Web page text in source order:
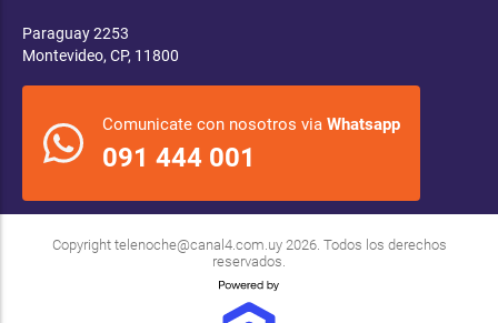
Paraguay 2253
Montevideo, CP, 11800
Comunicate con nosotros via Whatsapp
091 444 001
Copyright telenoche@canal4.com.uy2026. Todos los derechos
reservados.